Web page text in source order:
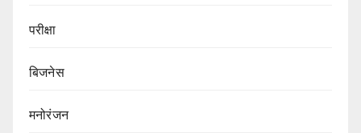
परीक्षा
बिजनेस
मनोरंजन